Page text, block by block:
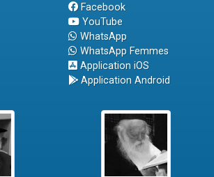
Facebook
YouTube
WhatsApp
WhatsApp Femmes
Application iOS
Application Android